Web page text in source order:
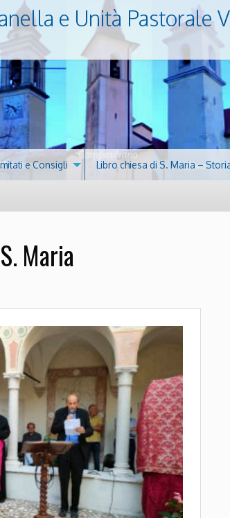
e Unità Pastorale
e Consigli Libro chiesa di S. Maria –
Maria